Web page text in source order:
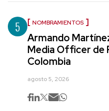
5 NOMBRAMIENTOS
Armando
Media Officer de
Colombia
agosto 5, 2026